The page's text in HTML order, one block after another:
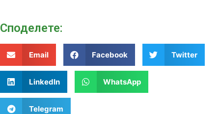
Споделeте:
Email Facebook Twitter
LinkedIn WhatsApp
Telegram